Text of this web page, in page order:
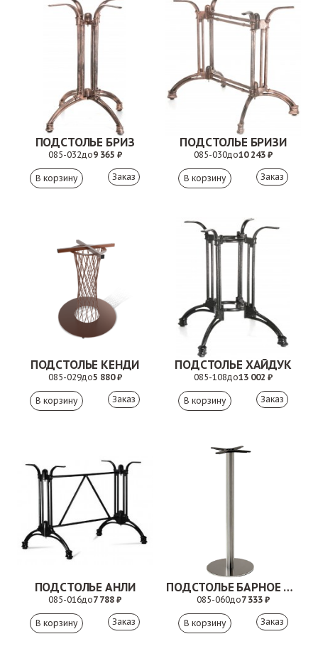
ПОДСТОЛЬЕ БРИЗ
085-032до9 365 ₽
Заказ
ПОДСТОЛЬЕ БРИЗИ
085-030до10 243 ₽
Заказ
ПОДСТОЛЬЕ КЕНДИ
085-029до5 880 ₽
Заказ
ПОДСТОЛЬЕ ХАЙДУК
085-108до13 002 ₽
Заказ
ПОДСТОЛЬЕ АНЛИ
085-016до7 788 ₽
Заказ
ПОДСТОЛЬЕ БАРНОЕ ЭЛИС
085-060до7 333 ₽
Заказ